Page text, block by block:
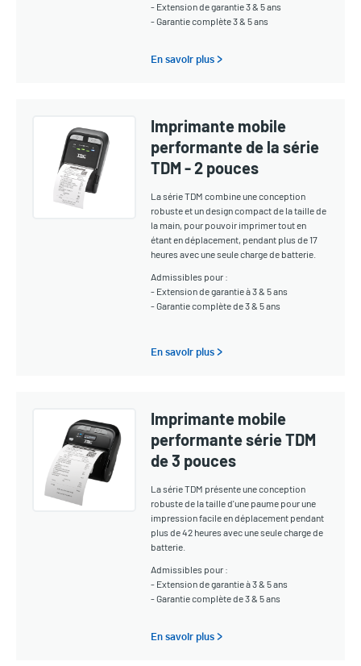
- Extension de garantie 3 & 5 ans
- Garantie complète 3 & 5 ans
En savoir plus >
Imprimante mobile
performante de la série
TDM - 2 pouces
La série TDM combine une conception
robuste et un design compact de la taille de
la main, pour pouvoir imprimer tout en
étant en déplacement, pendant plus de 17
heures avec une seule charge de batterie.
Admissibles pour :
- Extension de garantie à 3 & 5 ans
- Garantie complète de 3 & 5 ans
En savoir plus >
Imprimante mobile
performante série TDM
de 3 pouces
La série TDM présente une conception
robuste de la taille d'une paume pour une
impression facile en déplacement pendant
plus de 42 heures avec une seule charge de
batterie.
Admissibles pour :
- Extension de garantie à 3 & 5 ans
- Garantie complète de 3 & 5 ans
En savoir plus >